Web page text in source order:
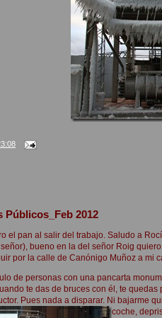
Públicos_Feb 2012
el pan al salir del trabajo. Saludo a
bueno en la del señor Roig
por la calle de Canónigo Muñoz a mi
de personas con una pancarta
te das de bruces con él, te
Pues nada a disparar. Ni bajarme
coche,